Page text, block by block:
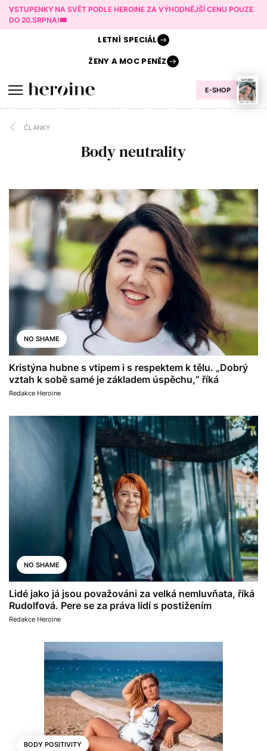
VSTUPENKY NA SVĚT PODLE HEROINE ZA VÝHODNĚJŠÍ CENU POUZE
DO 20.SRPNA!🎟️
E-SHOP
LETNÍ SPECIÁL
ŽENY AMOC PENĚZ
ČLÁNKY
Body neutrality
NO SHAME
Kristýna hubne s vtipem i s respektem k tělu. „Dobrý
vztah k sobě samé je základem úspěchu,“ říká
Redakce Heroine
NO SHAME
Lidé jako já jsou považováni za velká nemluvňata, říká
Rudolfová. Pere se za práva lidí s postižením
Redakce Heroine
BODY POSITIVITY